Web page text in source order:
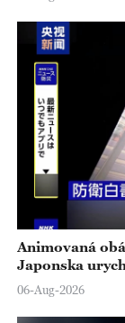
Animovaná
Japonska
06-Aug-2026